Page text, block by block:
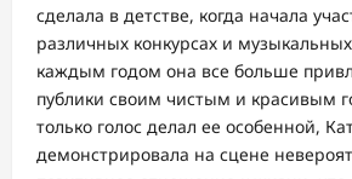
сделала в детстве, когда начала
различных конкурсах и
каждым годом она все больше
публики своим чистым и красивым
только голос делал ее особенной,
демонстрировала на сцене